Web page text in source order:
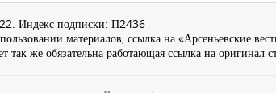
Индекс подписки: П2436
материалов, ссылка на «Арсеньевские
так же обязательна работающая ссылка на оригинал